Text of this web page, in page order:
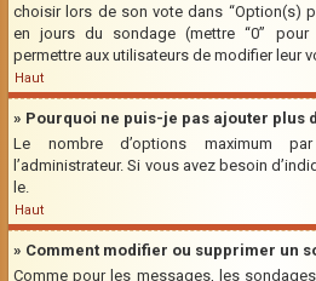
choisir lors de son vote dans “Option(s)
en jours du sondage (mettre “0”
permettre aux utilisateurs de modifier leur
Haut
» Pourquoi ne puis-je pas ajouter plus
Le nombre d’options maximum
l’administrateur. Si vous avez besoin
le.
Haut
» Comment modifier ou supprimer un
Comme pour les messages, les